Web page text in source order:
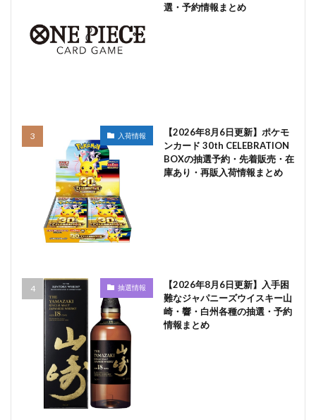
選・予約情報まとめ
入荷情報
【2026年8月6日更新】ポケモ
ンカード 30th CELEBRATION
BOXの抽選予約・先着販売・在
庫あり・再販入荷情報まとめ
抽選情報
【2026年8月6日更新】入手困
難なジャパニーズウイスキー山
崎・響・白州各種の抽選・予約
情報まとめ